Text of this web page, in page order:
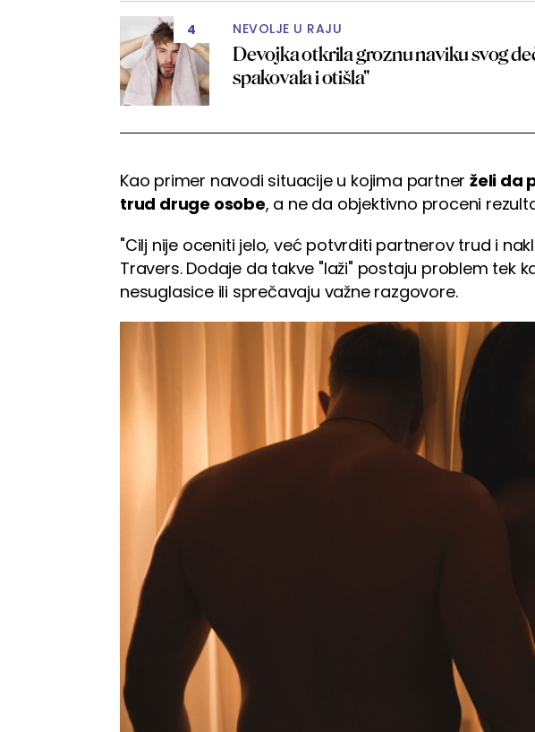
4 NEVOLJE U RAJU
Devojka otkrila groznu naviku svog
spakovala i otišla"
Kao primer navodi situacije u kojima partner želi da
trud druge osobe, a ne da objektivno proceni
"Cilj nije oceniti jelo, već potvrditi partnerov trud i
Travers. Dodaje da takve "laži" postaju problem tek
nesuglasice ili sprečavaju važne razgovore.